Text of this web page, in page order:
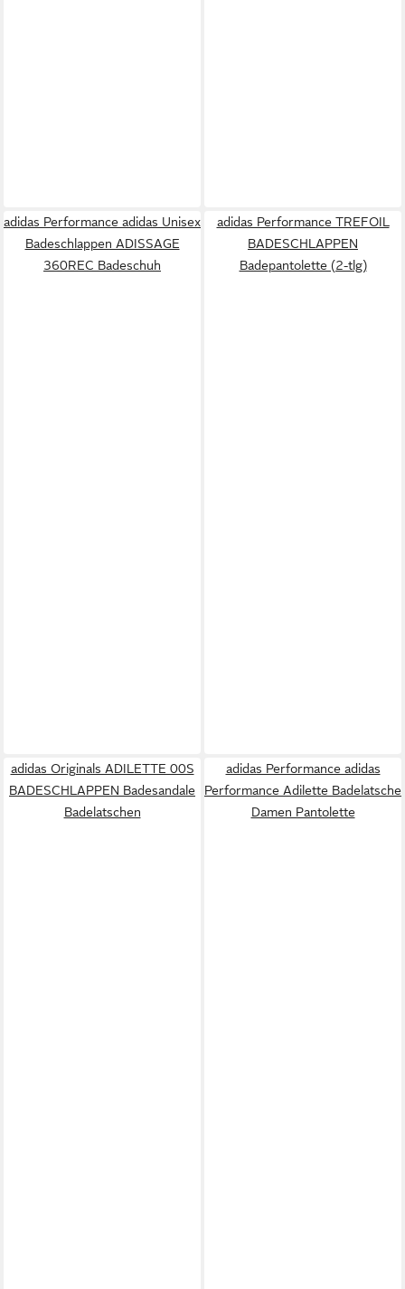
adidas Performance adidas Unisex
Badeschlappen ADISSAGE
360REC Badeschuh
adidas Performance TREFOIL
BADESCHLAPPEN
Badepantolette (2-tlg)
adidas Originals ADILETTE 00S
BADESCHLAPPEN Badesandale
Badelatschen
adidas Performance adidas
Performance Adilette Badelatsche
Damen Pantolette